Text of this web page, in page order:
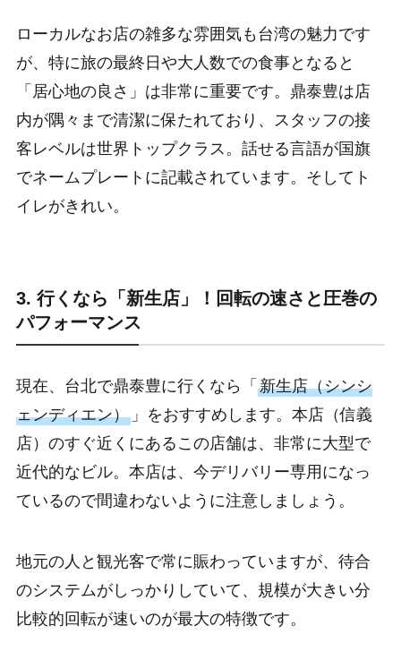
ローカルなお店の雑多な雰囲気も台湾の魅力です
が、特に旅の最終日や大人数での食事となると
「居心地の良さ」は非常に重要です。鼎泰豊は店
内が隅々まで清潔に保たれており、スタッフの接
客レベルは世界トップクラス。話せる言語が国旗
でネームプレートに記載されています。そしてト
イレがきれい。
3. 行くなら「新生店」！回転の速さと圧巻の
パフォーマンス
現在、台北で鼎泰豊に行くなら「 新生店（シンシ
ェンディエン）」をおすすめします。本店（信義
店）のすぐ近くにあるこの店舗は、非常に大型で
近代的なビル。本店は、今デリバリー専用になっ
ているので間違わないように注意しましょう。
地元の人と観光客で常に賑わっていますが、待合
のシステムがしっかりしていて、規模が大きい分
比較的回転が速いのが最大の特徴です。